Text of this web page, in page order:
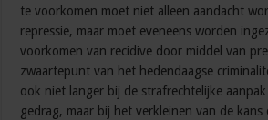
te voorkomen moet niet alleen aandacht
repressie, maar moet eveneens worden
voorkomen van recidive door middel van
zwaartepunt van het hedendaagse
ook niet langer bij de strafrechtelijke aanpak
gedrag, maar bij het verkleinen van de kans